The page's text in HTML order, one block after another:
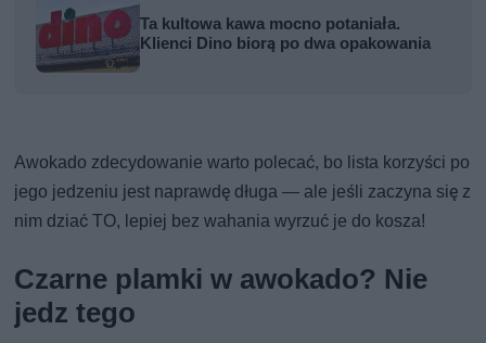
Ta kultowa kawa mocno potaniała.
Klienci Dino biorą po dwa opakowania
Awokado zdecydowanie warto polecać, bo lista korzyści po
jego jedzeniu jest naprawdę długa — ale jeśli zaczyna się z
nim dziać TO, lepiej bez wahania wyrzuć je do kosza!
Czarne plamki w awokado? Nie
jedz tego